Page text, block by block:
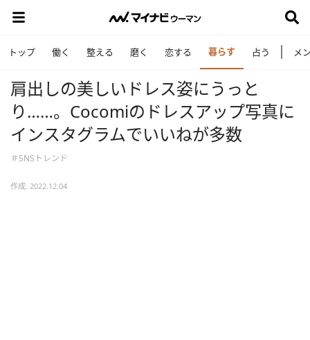
トップ 働く 整える 磨く 恋する 暮らす 占う メ
肩出しの美しいドレス姿にうっと
り……。Cocomiのドレスアップ写真に
インスタグラムでいいねが多数
＃SNSトレンド
作成: 2022.12.04